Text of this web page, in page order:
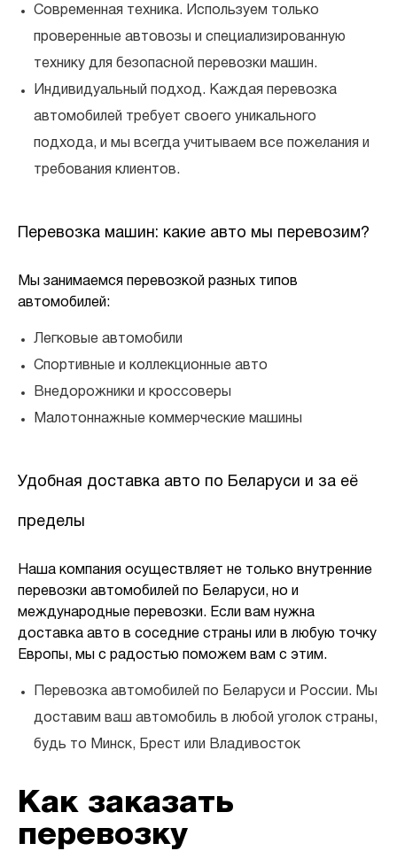
Современная техника. Используем только
проверенные автовозы и специализированную
технику для безопасной перевозки машин.
Индивидуальный подход. Каждая перевозка
автомобилей требует своего уникального
подхода, и мы всегда учитываем все пожелания и
требования клиентов.
Перевозка машин: какие авто мы перевозим?
Мы занимаемся перевозкой разных типов
автомобилей:
Легковые автомобили
Спортивные и коллекционные авто
Внедорожники и кроссоверы
Малотоннажные коммерческие машины
Удобная доставка авто по Беларуси и за её
пределы
Наша компания осуществляет не только внутренние
перевозки автомобилей по Беларуси, но и
международные перевозки. Если вам нужна
доставка авто в соседние страны или в любую точку
Европы, мы с радостью поможем вам с этим.
Перевозка автомобилей по Беларуси и России. Мы
доставим ваш автомобиль в любой уголок страны,
будь то Минск, Брест или Владивосток
Как заказать
перевозку